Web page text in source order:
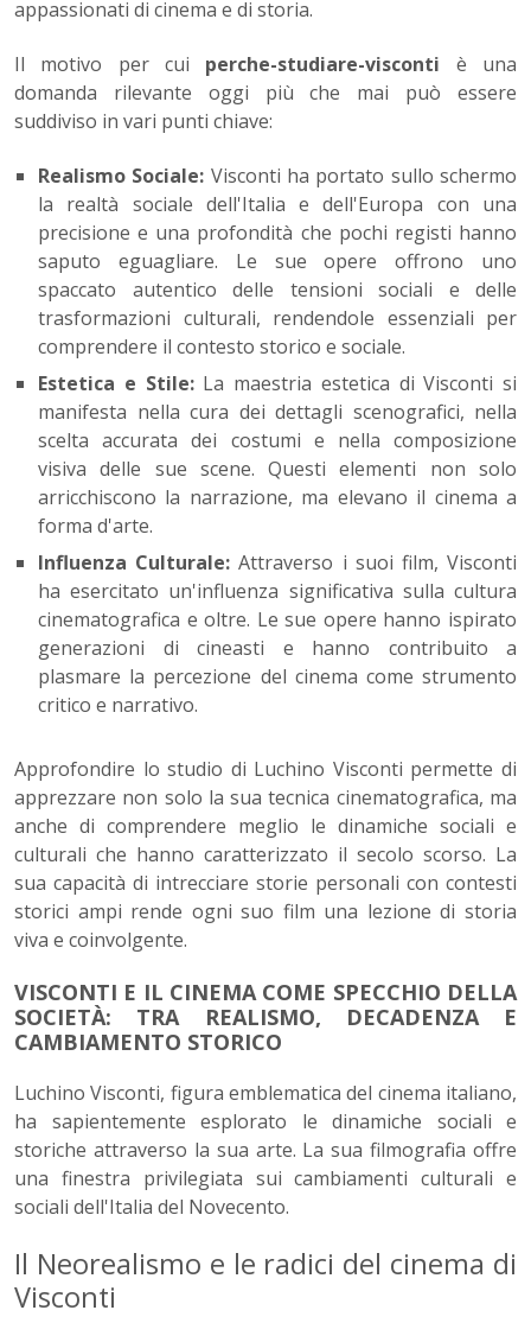
appassionati di cinema e di storia.
Il motivo per cui perche-studiare-visconti è una
domanda rilevante oggi più che mai può essere
suddiviso in vari punti chiave:
Realismo Sociale: Visconti ha portato sullo schermo
la realtà sociale dell'Italia e dell'Europa con una
precisione e una profondità che pochi registi hanno
saputo eguagliare. Le sue opere offrono uno
spaccato autentico delle tensioni sociali e delle
trasformazioni culturali, rendendole essenziali per
comprendere il contesto storico e sociale.
Estetica e Stile:La maestria estetica di Visconti si
manifesta nella cura dei dettagli scenografici, nella
scelta accurata dei costumi e nella composizione
visiva delle sue scene. Questi elementi non solo
arricchiscono la narrazione, ma elevano il cinema a
forma d'arte.
Influenza Culturale: Attraverso i suoi film, Visconti
ha esercitato un'influenza significativa sulla cultura
cinematografica e oltre. Le sue opere hanno ispirato
generazioni di cineasti e hanno contribuito a
plasmare la percezione del cinema come strumento
critico e narrativo.
Approfondire lo studio di Luchino Visconti permette di
apprezzare non solo la sua tecnica cinematografica, ma
anche di comprendere meglio le dinamiche sociali e
culturali che hanno caratterizzato il secolo scorso. La
sua capacità di intrecciare storie personali con contesti
storici ampi rende ogni suo film una lezione di storia
viva e coinvolgente.
VISCONTI E IL CINEMA COME SPECCHIO DELLA
SOCIETÀ: TRA REALISMO, DECADENZA E
CAMBIAMENTO STORICO
Luchino Visconti, figura emblematica del cinema italiano,
ha sapientemente esplorato le dinamiche sociali e
storiche attraverso la sua arte. La sua filmografia offre
una finestra privilegiata sui cambiamenti culturali e
sociali dell'Italia del Novecento.
Il Neorealismo e le radici del cinema di
Visconti